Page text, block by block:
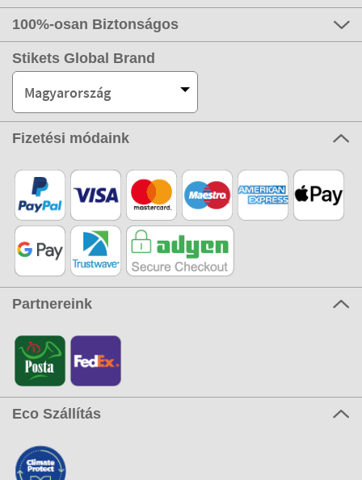
100%-osan Biztonságos
Stikets Global Brand
Magyarország
Fizetési módaink
Partnereink
Eco Szállítás